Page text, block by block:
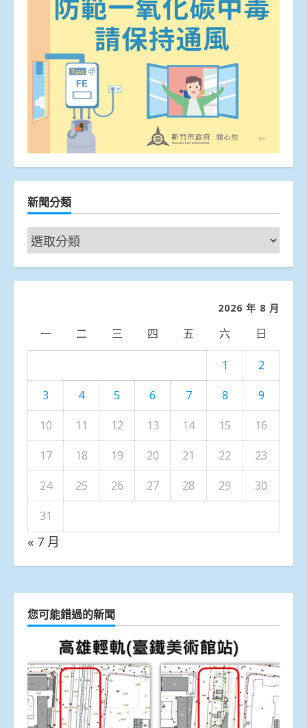
新聞分類
新
聞
分
2026 年 8 月
一 二 三 四 五 六 日
1
2
3
4 5 6 7 8
9
10
11 12 13 14 15
16
17
18 19 20 21 22
23
24
25 26 27 28 29
30
31
« 7 月
您可能錯過的新聞